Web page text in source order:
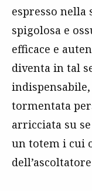
espresso
spigolosa e
efficace e
diventa in tal
tormentata
arricciata su
un totem i cui